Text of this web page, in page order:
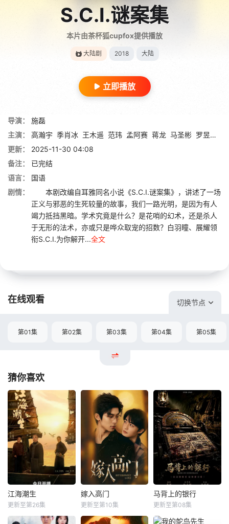
S.C.I.谜案集
本片由茶杯狐cupfox提供播放
大陆剧 2018 大陆
立即播放
导演：
施磊
主演：
高瀚宇 季肖冰 王木遥 范玮 孟阿赛 蒋龙 马圣彬 罗昱焜
更新：
2025-11-30 04:08
备注：
已完结
语言：
国语
剧情：
本剧改编自耳雅同名小说《S.C.I.谜案集》，讲述了一场
正义与邪恶的生死较量的故事，我们一路光明，是因为有人
竭力抵挡黑暗。学术究竟是什么？是花哨的幻术，还是杀人
于无形的法术，亦或只是哗众取宠的招数？白羽瞳、展耀领
衔S.C.I.为你解开...全文
在线观看 切换节点
第01集 第02集 第03集 第04集 第05集
猜你喜欢
江海潮生
更新至第26集
嫁入高门
更新至第10集
马背上的银行
更新至第08集